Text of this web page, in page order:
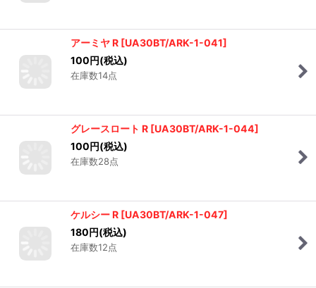
アーミヤ R
グレースロート R
在庫数28点